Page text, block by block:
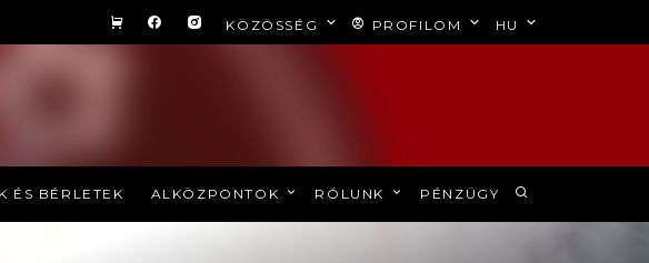
KÖZÖSSÉG PROFILOM HU
ÉS BÉRLETEK ALKÖZPONTOK RÓLUNK PÉNZÜGY